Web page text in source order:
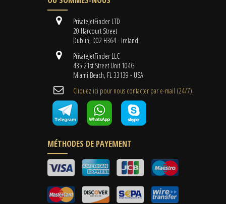
PrivateJetFinder LTD
20 Harcourt Street
Dublin, D02 H364 - Ireland
PrivateJetFinder LLC
435 21st Street Unit 104G
Miami Beach, FL 33139 - USA
Cliquez ici pour nous contacter par e-mail (24/7)
MÉTHODES DE PAYEMENT